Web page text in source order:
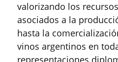
valorizando los
asociados a la
hasta la
vinos argentinos en
representaciones